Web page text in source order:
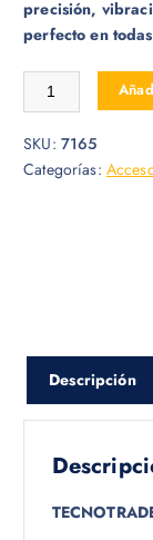
precisión,
perfecto en
CONTROL
SKU: 7165
Categorías:
Descripción